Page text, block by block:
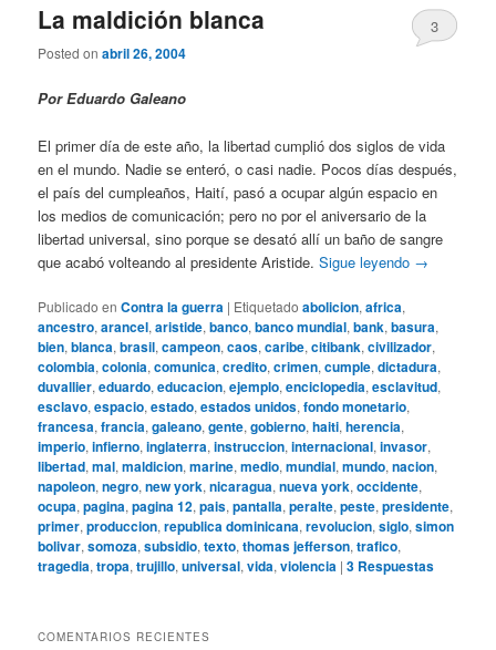
La maldición blanca
Posted onabril 26, 2004
3
Por Eduardo Galeano
El primer día de este año, la libertad cumplió dos siglos de vida
en el mundo. Nadie se enteró, o casi nadie. Pocos días después,
el país del cumpleaños, Haití, pasó a ocupar algún espacio en
los medios de comunicación; pero no por el aniversario de la
libertad universal, sino porque se desató allí un baño de sangre
que acabó volteando al presidente Aristide.Sigue leyendo →
Publicado en Contra la guerra | Etiquetado abolicion,africa,
ancestro,arancel,aristide,banco,banco mundial,bank,basura,
bien,blanca,brasil,campeon,caos,caribe,citibank,civilizador,
colombia,colonia,comunica,credito,crimen,cumple,dictadura,
duvallier,eduardo,educacion,ejemplo,enciclopedia,esclavitud,
esclavo,espacio,estado,estados unidos,fondo monetario,
francesa,francia,galeano,gente,gobierno,haiti,herencia,
imperio,infierno,inglaterra,instruccion,internacional,invasor,
libertad,mal,maldicion,marine,medio,mundial,mundo,nacion,
napoleon,negro,new york,nicaragua,nueva york,occidente,
ocupa,pagina,pagina 12,pais,pantalla,peralte,peste,presidente,
primer,produccion,republica dominicana,revolucion,siglo,simon
bolivar,somoza,subsidio,texto,thomas jefferson,trafico,
tragedia,tropa,trujillo,universal,vida,violencia |3 Respuestas
COMENTARIOS RECIENTES